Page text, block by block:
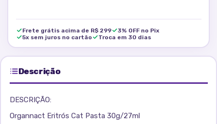
Frete grátis acima de R$ 299
3% OFF no Pix
5x sem juros no cartão
Troca em 30 dias
Descrição
DESCRIÇÃO:
Organnact Eritrós Cat Pasta 30g/27ml